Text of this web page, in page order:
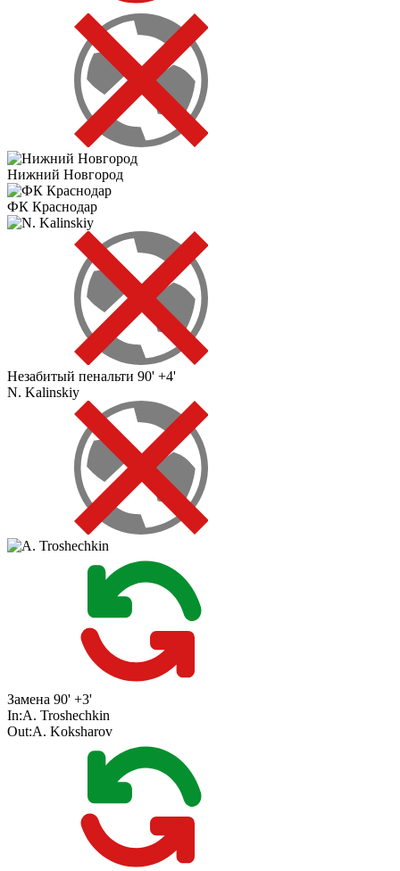
Нижний Новгород
ФК Краснодар
Незабитый пенальти 90' +4'
N. Kalinskiy
Замена 90' +3'
In:A. Troshechkin
Out:A. Koksharov